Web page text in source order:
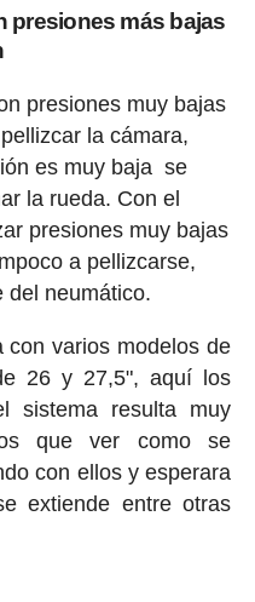
presiones más bajas
presiones muy bajas
la cámara,
es muy baja se
la rueda. Con el
presiones muy bajas
a pellizcarse,
del neumático.
con varios modelos de
26 y 27,5", aquí los
sistema resulta muy
que ver como se
con ellos y esperara
extiende entre otras